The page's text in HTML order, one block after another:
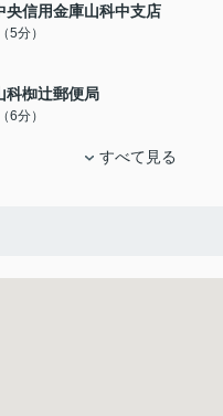
央信用金庫山科中支店
5分）
科椥辻郵便局
6分）
すべて見る